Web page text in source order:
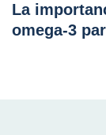
La
omega-3